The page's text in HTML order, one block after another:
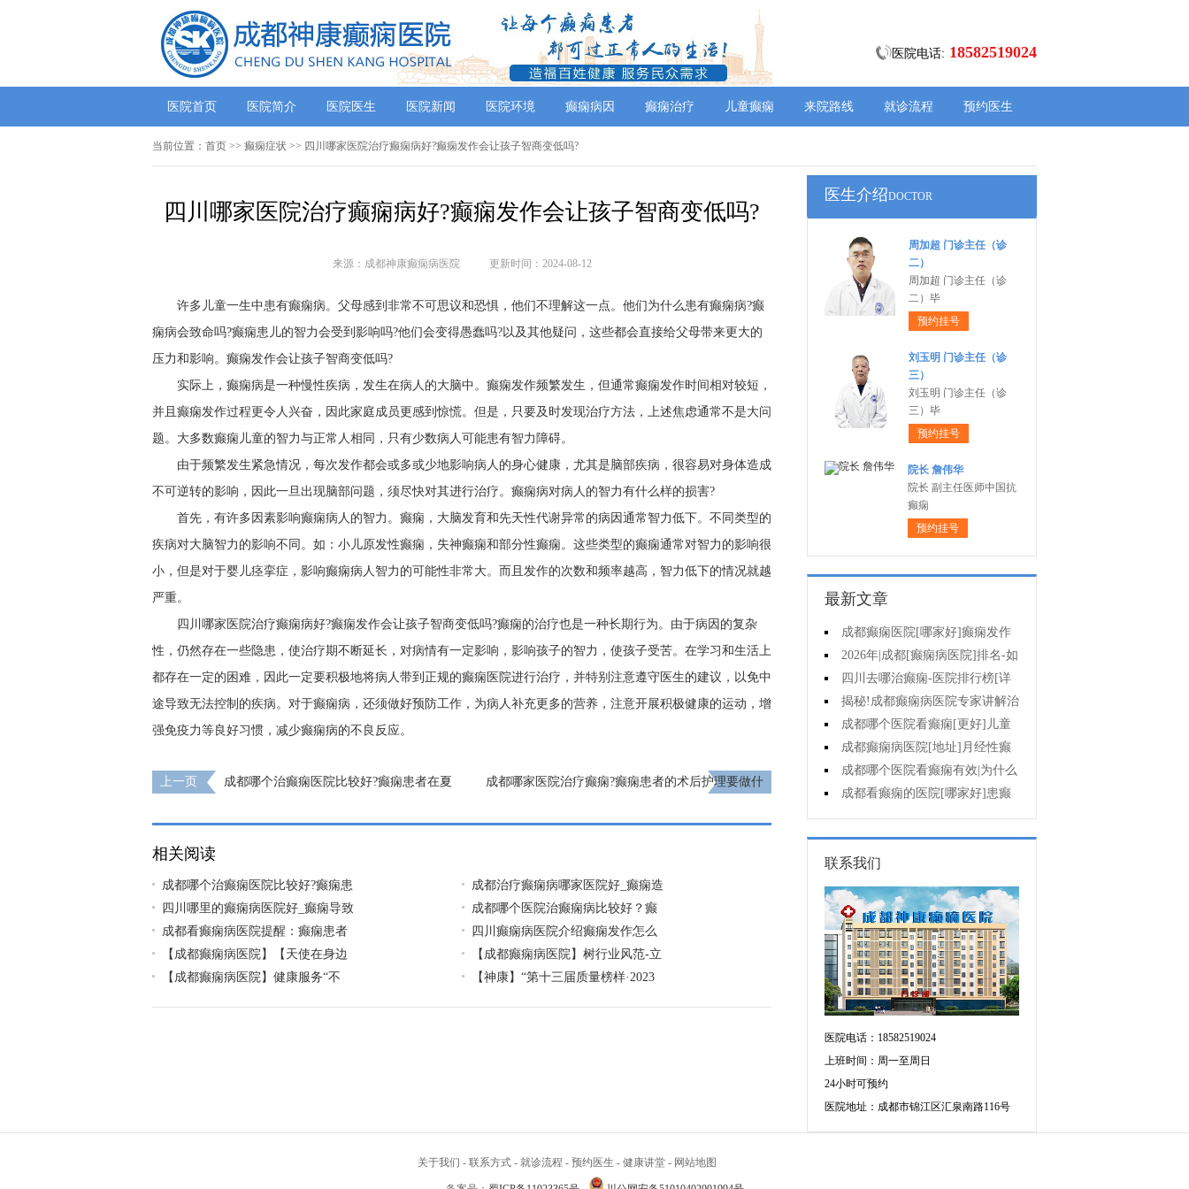
医院电话: 18582519024
医院首页 医院简介 医院医生 医院新闻 医院环境 癫痫病因 癫痫治疗 儿童癫痫 来院路线 就诊流程 预约医生
当前位置： 首页 >> 癫痫症状 >> 四川哪家医院治疗癫痫病好?癫痫发作会让孩子智商变低吗?
四川哪家医院治疗癫痫病好?癫痫发作会让孩子智商变低吗?
来源：成都神康癫痫病医院 更新时间：2024-08-12
许多儿童一生中患有癫痫病。父母感到非常不可思议和恐惧，他们不理解这一点。他们为什么患有癫痫病?癫
痫病会致命吗?癫痫患儿的智力会受到影响吗?他们会变得愚蠢吗?以及其他疑问，这些都会直接给父母带来更大的
压力和影响。癫痫发作会让孩子智商变低吗?
实际上，癫痫病是一种慢性疾病，发生在病人的大脑中。癫痫发作频繁发生，但通常癫痫发作时间相对较短，
并且癫痫发作过程更令人兴奋，因此家庭成员更感到惊慌。但是，只要及时发现治疗方法，上述焦虑通常不是大问
题。大多数癫痫儿童的智力与正常人相同，只有少数病人可能患有智力障碍。
由于频繁发生紧急情况，每次发作都会或多或少地影响病人的身心健康，尤其是脑部疾病，很容易对身体造成
不可逆转的影响，因此一旦出现脑部问题，须尽快对其进行治疗。癫痫病对病人的智力有什么样的损害?
首先，有许多因素影响癫痫病人的智力。癫痫，大脑发育和先天性代谢异常的病因通常智力低下。不同类型的
疾病对大脑智力的影响不同。如：小儿原发性癫痫，失神癫痫和部分性癫痫。这些类型的癫痫通常对智力的影响很
小，但是对于婴儿痉挛症，影响癫痫病人智力的可能性非常大。而且发作的次数和频率越高，智力低下的情况就越
严重。
四川哪家医院治疗癫痫病好?癫痫发作会让孩子智商变低吗?癫痫的治疗也是一种长期行为。由于病因的复杂
性，仍然存在一些隐患，使治疗期不断延长，对病情有一定影响，影响孩子的智力，使孩子受苦。在学习和生活上
都存在一定的困难，因此一定要积极地将病人带到正规的癫痫医院进行治疗，并特别注意遵守医生的建议，以免中
途导致无法控制的疾病。对于癫痫病，还须做好预防工作，为病人补充更多的营养，注意开展积极健康的运动，增
强免疫力等良好习惯，减少癫痫病的不良反应。
上一页
成都哪个治癫痫医院比较好?癫痫患者在夏
成都哪家医院治疗癫痫?癫痫患者的术后护理要做什
相关阅读
成都哪个治癫痫医院比较好?癫痫患
成都治疗癫痫病哪家医院好_癫痫造
四川哪里的癫痫病医院好_癫痫导致
成都哪个医院治癫痫病比较好？癫
成都看癫痫病医院提醒：癫痫患者
四川癫痫病医院介绍癫痫发作怎么
【成都癫痫病医院】【天使在身边
【成都癫痫病医院】树行业风范-立
【成都癫痫病医院】健康服务“不
【神康】“第十三届质量榜样·2023
医生介绍DOCTOR
周加超 门诊主任（诊
二）
周加超 门诊主任（诊
二）毕
预约挂号
刘玉明 门诊主任（诊
三）
刘玉明 门诊主任（诊
三）毕
预约挂号
院长 詹伟华
院长 副主任医师中国抗
癫痫
预约挂号
最新文章
成都癫痫医院[哪家好]癫痫发作
怎么急救?
2026年|成都[癫痫病医院]排名-如
何防止癫痫反复发作?
四川去哪治癫痫-医院排行榜[详
细排名]癫痫病人如何正确护理?
揭秘!成都癫痫病医院专家讲解治
疗癫痫效果好的方法?
成都哪个医院看癫痫[更好]儿童
癫痫病的病因?
成都癫痫病医院[地址]月经性癫
痫怎么治?
成都哪个医院看癫痫有效|为什么
会导致癫痫病出现?
成都看癫痫的医院[哪家好]患癫
痫会死亡吗?
联系我们
医院电话：18582519024
上班时间：周一至周日
24小时可预约
医院地址：成都市锦江区汇泉南路116号
关于我们 - 联系方式 - 就诊流程 - 预约医生 - 健康讲堂 - 网站地图